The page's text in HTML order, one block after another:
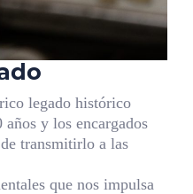
legado histórico
y los encargados
transmitirlo a las
que nos impulsa